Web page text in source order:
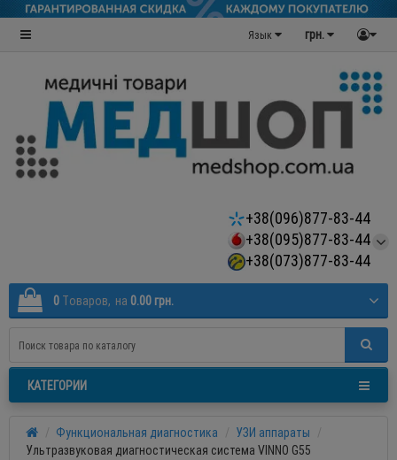
грн.
Язык
+38(096)877-83-44
+38(095)877-83-44
+38(073)877-83-44
0 Tоваров, на 0.00 грн.
КАТЕГОРИИ
Функциональная диагностика
УЗИ аппараты
Ультразвуковая диагностическая система VINNO G55